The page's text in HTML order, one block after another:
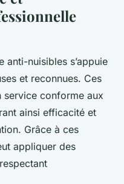
anti-nuisibles s’appuie
et reconnues. Ces
service conforme aux
ainsi efficacité et
Grâce à ces
appliquer des